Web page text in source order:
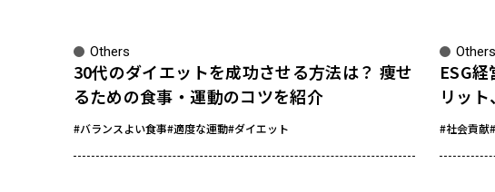
Others
30代のダイエットを成功させる方法は？ 痩せ
るための食事・運動のコツを紹介
#バランスよい食事#適度な運動#ダイエット
Others
ESG
リッ
#社会貢献